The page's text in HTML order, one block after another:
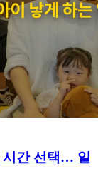
시간 선택… 일